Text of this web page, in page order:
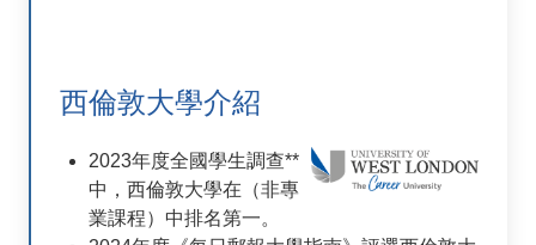
西倫敦大學介紹
2023年度全國學生調查**
中，西倫敦大學在（非專
業課程）中排名第一。